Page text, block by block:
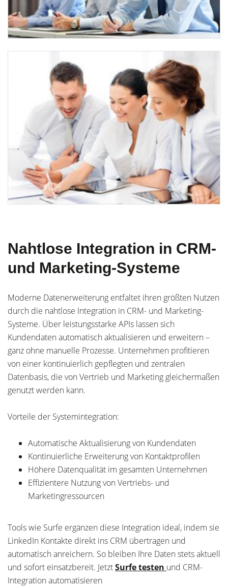
Nahtlose Integration in CRM-
und Marketing-Systeme
Moderne Datenerweiterung entfaltet ihren größten Nutzen
durch die nahtlose Integration in CRM- und Marketing-
Systeme. Über leistungsstarke APIs lassen sich
Kundendaten automatisch aktualisieren und erweitern –
ganz ohne manuelle Prozesse. Unternehmen profitieren
von einer kontinuierlich gepflegten und zentralen
Datenbasis, die von Vertrieb und Marketing gleichermaßen
genutzt werden kann.
Vorteile der Systemintegration:
Automatische Aktualisierung von Kundendaten
Kontinuierliche Erweiterung von Kontaktprofilen
Höhere Datenqualität im gesamten Unternehmen
Effizientere Nutzung von Vertriebs- und
Marketingressourcen
Tools wie Surfe ergänzen diese Integration ideal, indem sie
LinkedIn Kontakte direkt ins CRM übertragen und
automatisch anreichern. So bleiben Ihre Daten stets aktuell
und sofort einsatzbereit. JetztSurfe testen und CRM-
Integration automatisieren